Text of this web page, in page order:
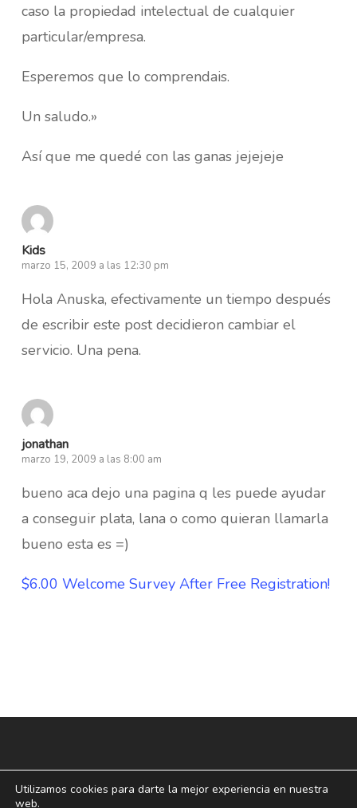
caso la propiedad intelectual de cualquier
particular/empresa.
Esperemos que lo comprendais.
Un saludo.»
Así que me quedé con las ganas jejejeje
Kids
marzo 15, 2009 a las 12:30 pm
Hola Anuska, efectivamente un tiempo después
de escribir este post decidieron cambiar el
servicio. Una pena.
jonathan
marzo 19, 2009 a las 8:00 am
bueno aca dejo una pagina q les puede ayudar
a conseguir plata, lana o como quieran llamarla
bueno esta es =)
$6.00 Welcome Survey After Free Registration!
Utilizamos cookies para darte la mejor experiencia en nuestra
web.